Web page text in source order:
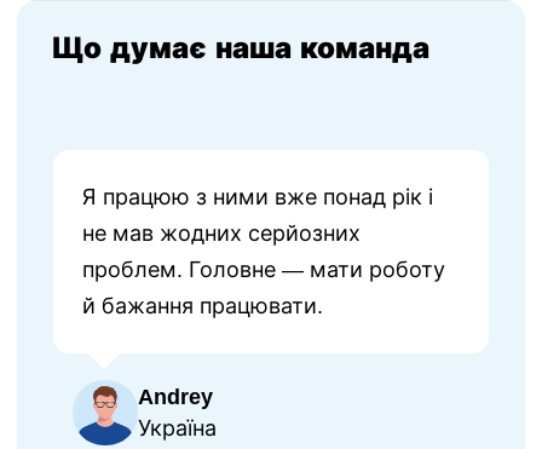
Що думає наша команда
Я працюю з ними вже понад рік і
не мав жодних серйозних
проблем. Головне — мати роботу
й бажання працювати.
Andrey
Україна